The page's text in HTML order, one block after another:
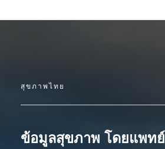
สุขภาพไทย
ข้อมูลสุขภาพ โดยแพทย์